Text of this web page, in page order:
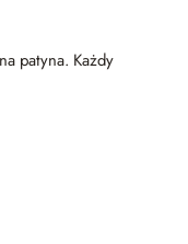
patyna. Każdy